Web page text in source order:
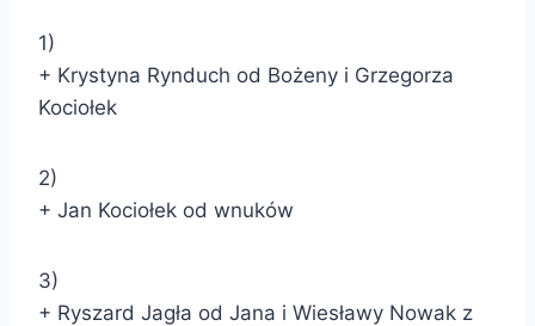
1)
+ Krystyna Rynduch od Bożeny i Grzegorza
Kociołek
2)
+ Jan Kociołek od wnuków
3)
+ Ryszard Jagła od Jana i Wiesławy Nowak z